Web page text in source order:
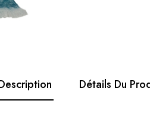
Détails Du